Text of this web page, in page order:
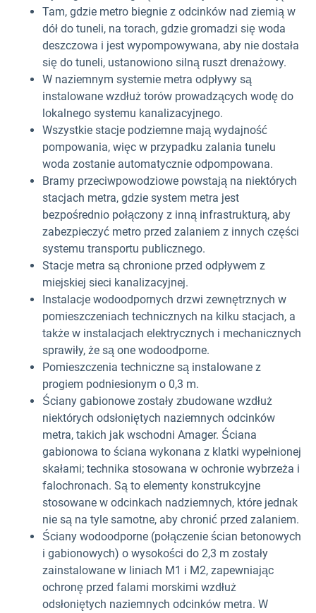
Tam, gdzie metro biegnie z odcinków nad ziemią w
dół do tuneli, na torach, gdzie gromadzi się woda
deszczowa i jest wypompowywana, aby nie dostała
się do tuneli, ustanowiono silną ruszt drenażowy.
W naziemnym systemie metra odpływy są
instalowane wzdłuż torów prowadzących wodę do
lokalnego systemu kanalizacyjnego.
Wszystkie stacje podziemne mają wydajność
pompowania, więc w przypadku zalania tunelu
woda zostanie automatycznie odpompowana.
Bramy przeciwpowodziowe powstają na niektórych
stacjach metra, gdzie system metra jest
bezpośrednio połączony z inną infrastrukturą, aby
zabezpieczyć metro przed zalaniem z innych części
systemu transportu publicznego.
Stacje metra są chronione przed odpływem z
miejskiej sieci kanalizacyjnej.
Instalacje wodoodpornych drzwi zewnętrznych w
pomieszczeniach technicznych na kilku stacjach, a
także w instalacjach elektrycznych i mechanicznych
sprawiły, że są one wodoodporne.
Pomieszczenia techniczne są instalowane z
progiem podniesionym o 0,3 m.
Ściany gabionowe zostały zbudowane wzdłuż
niektórych odsłoniętych naziemnych odcinków
metra, takich jak wschodni Amager. Ściana
gabionowa to ściana wykonana z klatki wypełnionej
skałami; technika stosowana w ochronie wybrzeża i
falochronach. Są to elementy konstrukcyjne
stosowane w odcinkach nadziemnych, które jednak
nie są na tyle samotne, aby chronić przed zalaniem.
Ściany wodoodporne (połączenie ścian betonowych
i gabionowych) o wysokości do 2,3 m zostały
zainstalowane w liniach M1 i M2, zapewniając
ochronę przed falami morskimi wzdłuż
odsłoniętych naziemnych odcinków metra. W